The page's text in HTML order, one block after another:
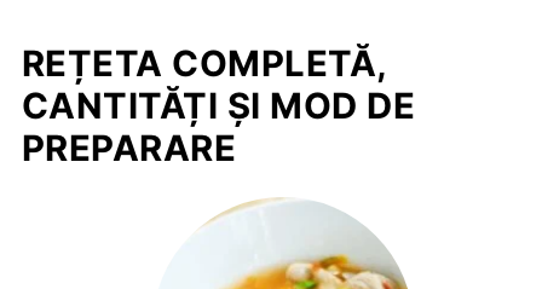
REȚETA COMPLETĂ,
CANTITĂȚI ȘI MOD DE
PREPARARE